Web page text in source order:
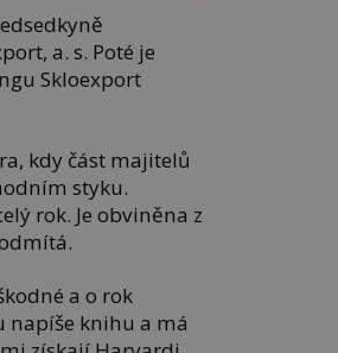
a. s. Poté je
Skloexport
kdy část majitelů
styku.
rok. Je obviněna z
a o rok
napíše knihu a má